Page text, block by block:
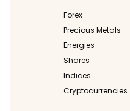
Forex
Precious Metals
Energies
Shares
Indices
Cryptocurrencies